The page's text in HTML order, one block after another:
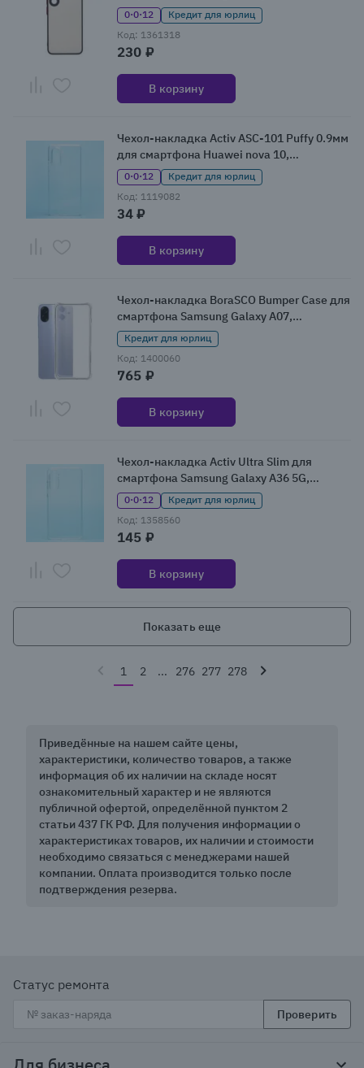
черный
0·0·12
Кредит для юрлиц
Код: 1361318
230 ₽
В корзину
Чехол-накладка Activ ASC-101 Puffy 0.9мм
для смартфона Huawei nova 10,
прозрачный
0·0·12
Кредит для юрлиц
Код: 1119082
34 ₽
В корзину
Чехол-накладка BoraSCO Bumper Case для
смартфона Samsung Galaxy A07,
прозрачный
Кредит для юрлиц
Код: 1400060
765 ₽
В корзину
Чехол-накладка Activ Ultra Slim для
смартфона Samsung Galaxy A36 5G,
прозрачный
0·0·12
Кредит для юрлиц
Код: 1358560
145 ₽
В корзину
Показать еще
1 2 ... 276 277 278
Приведённые на нашем сайте цены,
характеристики, количество товаров, а также
информация об их наличии на складе носят
ознакомительный характер и не являются
публичной офертой, определённой пунктом 2
статьи 437 ГК РФ. Для получения информации о
характеристиках товаров, их наличии и стоимости
необходимо связаться с менеджерами нашей
компании. Оплата производится только после
подтверждения резерва.
Статус ремонта
Проверить